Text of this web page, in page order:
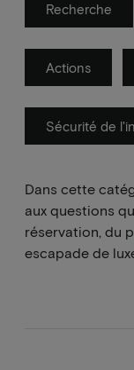
Recherche
Actions
Sécurité de
Dans cette
aux questions
réservation, du
escapade de